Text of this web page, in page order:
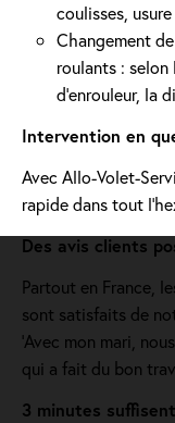
coulisses,
Changement
roulants :
d’enrouleur, la
Intervention en
Avec Allo-Volet-
rapide dans tout
Des avis clients
Partout en France,
sont satisfaits de
'Avec mon mari,
qui a fait du bon
3 minutes